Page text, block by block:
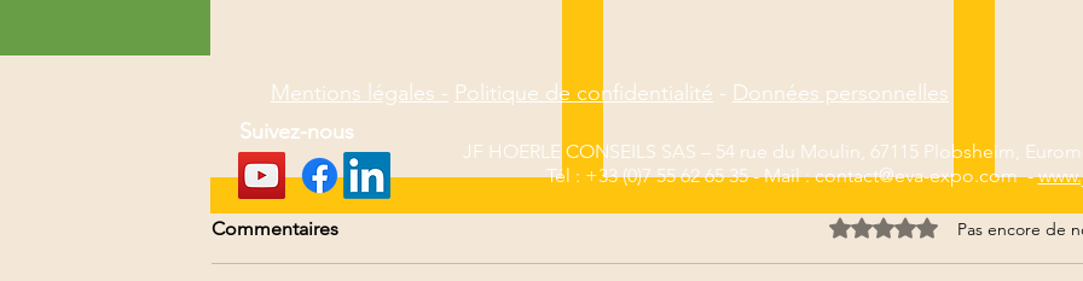
Commentaires Noté 0 étoile sur 5.Pas encore de
Mentions légales - Politique de confidentialité - Données personnelles
Suivez-nous
JF HOERLE CONSEILS SAS – 54 rue du Moulin, 67115 Plobsheim,
Tél : +33 (0)7 55 62 65 35 - Mail :contact@eva-expo.com-